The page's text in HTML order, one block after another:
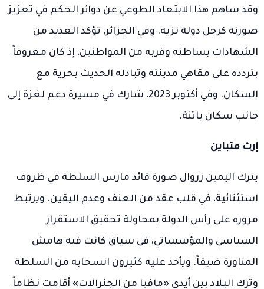
وقد ساهم هذا الابتعاد الطوعي عن دوائر الحكم في تعزيز
صورته كرجل دولة نزيه. وفي الجزائر، تؤكد العديد من
الشهادات بساطته وقربه من المواطنين، إذ كان معروفاً
بتردده على مقاهي مدينته وتبادله الحديث بحرية مع
السكان. وفي أكتوبر 2023، شارك في مسيرة دعم لغزة إلى
جانب سكان باتنة.
إرث متباين
يترك اليمين زروال صورة قائد مارس السلطة في ظروف
استثنائية، في قلب عقد من العنف وعدم اليقين. ويرتبط
مروره على رأس الدولة بمحاولة تحقيق الاستقرار
السياسي والمؤسساتي، في سياق كانت فيه هامش
المناورة ضيقاً. ويأخذ عليه كثيرون انسحابه من السلطة
وترك البلاد بين أيدي «مافيا من الجنرالات» أقامت نظاماً